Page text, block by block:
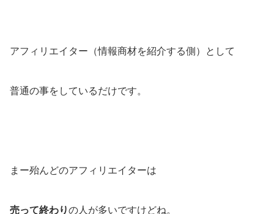
アフィリエイター（情報商材を紹介する側）として
普通の事をしているだけです。
まー殆んどのアフィリエイターは
売って終わりの人が多いですけどね。